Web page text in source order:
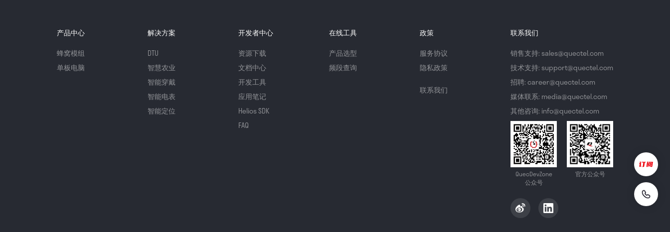
产品中心
蜂窝模组
单板电脑
解决方案
DTU
智慧农业
智能穿戴
智能电表
智能定位
开发者中心
资源下载
文档中心
开发工具
应用笔记
Helios SDK
FAQ
在线工具
产品选型
频段查询
政策
服务协议
隐私政策
联系我们
联系我们
销售支持: sales@quectel.com
技术支持: support@quectel.com
招聘: career@quectel.com
媒体联系: media@quectel.com
其他咨询: info@quectel.com
QuecDevZone
公众号
官方公众号